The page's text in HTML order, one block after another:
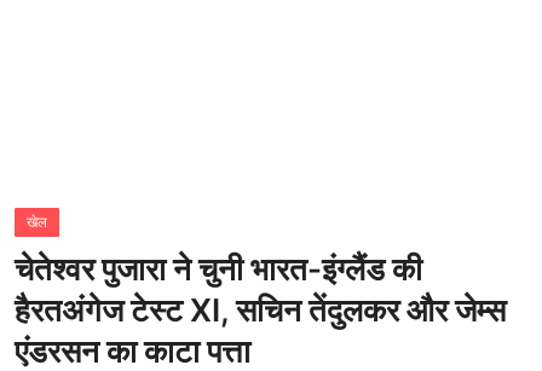
राज्य
अंतराष्ट्रीय
राजनीति
खेल
चेतेश्वर पुजारा ने चुनी भारत-इंग्लैंड की
हैरतअंगेज टेस्ट XI, सचिन तेंदुलकर और जेम्स
एंडरसन का काटा पत्ता